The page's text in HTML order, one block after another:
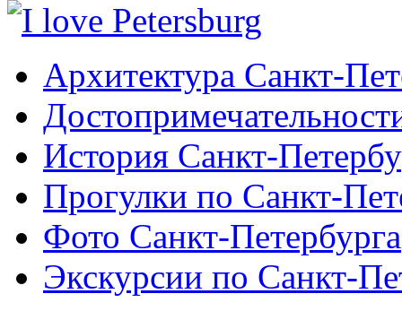
Архитектура Санкт-
История Санкт-
Прогулки по Санкт-
Фото Санкт-Петербурга
Экскурсии по Санкт-